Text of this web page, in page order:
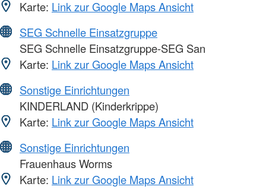
Karte: Link zur Google Maps Ansicht
SEG Schnelle Einsatzgruppe
SEG Schnelle Einsatzgruppe-SEG San
Karte: Link zur Google Maps Ansicht
Sonstige Einrichtungen
KINDERLAND (Kinderkrippe)
Karte: Link zur Google Maps Ansicht
Sonstige Einrichtungen
Frauenhaus Worms
Karte: Link zur Google Maps Ansicht